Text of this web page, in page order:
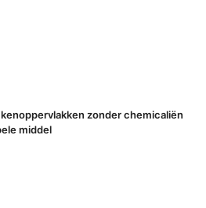
zonder chemicaliën
middel